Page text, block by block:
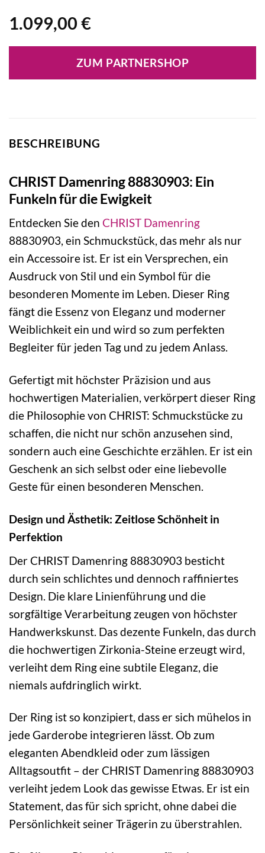
1.099,00 €
ZUM PARTNERSHOP
BESCHREIBUNG
CHRIST Damenring 88830903: Ein
Funkeln für die Ewigkeit
Entdecken Sie den CHRIST Damenring
88830903, ein Schmuckstück, das mehr als nur
ein Accessoire ist. Er ist ein Versprechen, ein
Ausdruck von Stil und ein Symbol für die
besonderen Momente im Leben. Dieser Ring
fängt die Essenz von Eleganz und moderner
Weiblichkeit ein und wird so zum perfekten
Begleiter für jeden Tag und zu jedem Anlass.
Gefertigt mit höchster Präzision und aus
hochwertigen Materialien, verkörpert dieser Ring
die Philosophie von CHRIST: Schmuckstücke zu
schaffen, die nicht nur schön anzusehen sind,
sondern auch eine Geschichte erzählen. Er ist ein
Geschenk an sich selbst oder eine liebevolle
Geste für einen besonderen Menschen.
Design und Ästhetik: Zeitlose Schönheit in
Perfektion
Der CHRIST Damenring 88830903 besticht
durch sein schlichtes und dennoch raffiniertes
Design. Die klare Linienführung und die
sorgfältige Verarbeitung zeugen von höchster
Handwerkskunst. Das dezente Funkeln, das durch
die hochwertigen Zirkonia-Steine erzeugt wird,
verleiht dem Ring eine subtile Eleganz, die
niemals aufdringlich wirkt.
Der Ring ist so konzipiert, dass er sich mühelos in
jede Garderobe integrieren lässt. Ob zum
eleganten Abendkleid oder zum lässigen
Alltagsoutfit – der CHRIST Damenring 88830903
verleiht jedem Look das gewisse Etwas. Er ist ein
Statement, das für sich spricht, ohne dabei die
Persönlichkeit seiner Trägerin zu überstrahlen.